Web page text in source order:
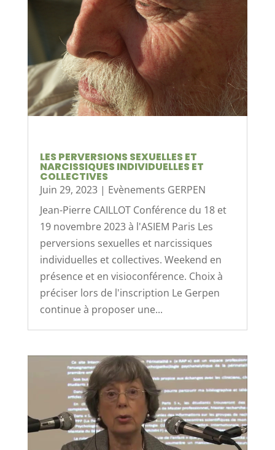
LES PERVERSIONS SEXUELLES ET
NARCISSIQUES INDIVIDUELLES ET
COLLECTIVES
Juin 29, 2023| Evènements GERPEN
Jean-Pierre CAILLOT Conférence du 18 et
19 novembre 2023 à l'ASIEM Paris Les
perversions sexuelles et narcissiques
individuelles et collectives. Weekend en
présence et en visioconférence. Choix à
préciser lors de l'inscription Le Gerpen
continue à proposer une...